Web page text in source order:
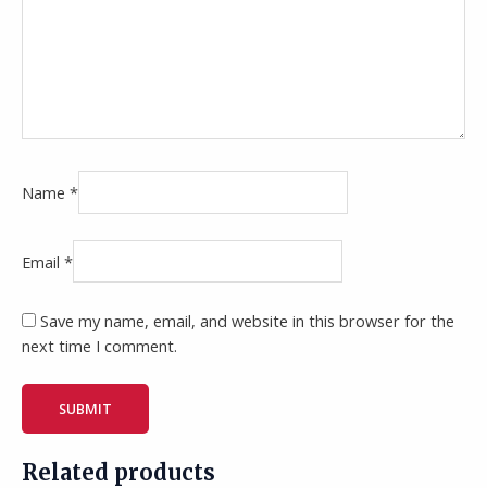
Name *
Email *
Save my name, email, and website in this browser for the
next time I comment.
Related products